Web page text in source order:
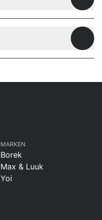
MARKEN
Borek
Max & Luuk
Yoi